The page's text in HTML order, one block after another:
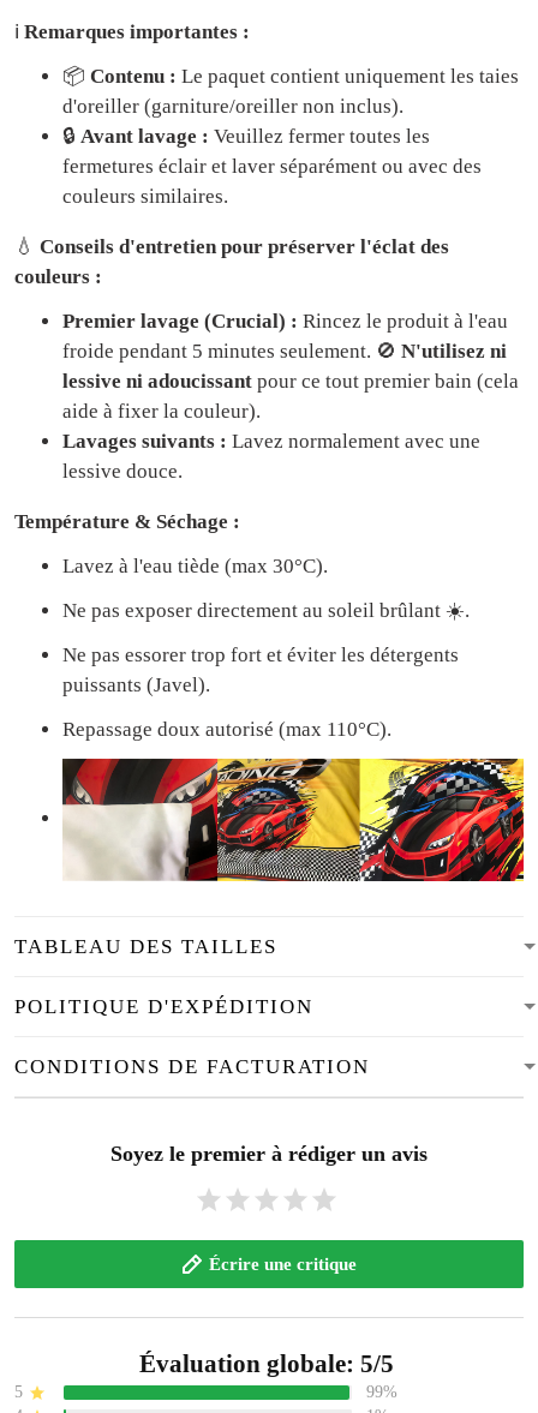
ℹ️ Remarques importantes :
📦 Contenu : Le paquet contient uniquement les taies
d'oreiller (garniture/oreiller non inclus).
🔒 Avant lavage : Veuillez fermer toutes les
fermetures éclair et laver séparément ou avec des
couleurs similaires.
💧 Conseils d'entretien pour préserver l'éclat des
couleurs :
Premier lavage (Crucial) : Rincez le produit à l'eau
froide pendant 5 minutes seulement. 🚫 N'utilisez ni
lessive ni adoucissant pour ce tout premier bain (cela
aide à fixer la couleur).
Lavages suivants : Lavez normalement avec une
lessive douce.
Température & Séchage :
Lavez à l'eau tiède (max 30°C).
Ne pas exposer directement au soleil brûlant ☀️.
Ne pas essorer trop fort et éviter les détergents
puissants (Javel).
Repassage doux autorisé (max 110°C).
TABLEAU DES TAILLES
POLITIQUE D'EXPÉDITION
CONDITIONS DE FACTURATION
Soyez le premier à rédiger un avis
Écrire une critique
Évaluation globale: 5/5
5
99%